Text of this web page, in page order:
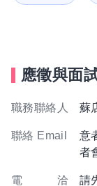
應徵與面
職務聯絡人 蘇
聯絡 Email
意
者
電 洽 請